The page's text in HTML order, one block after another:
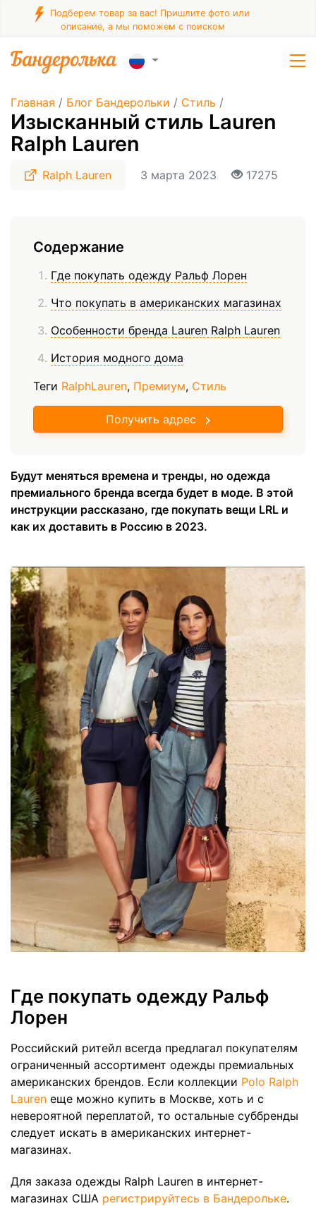
Подберем товар за вас! Пришлите фото или
описание, а мы поможем с поиском
Главная / Блог Бандерольки / Стиль /
Изысканный стиль Lauren
Ralph Lauren
Ralph Lauren 3 марта 2023 17275
Содержание
Где покупать одежду Ральф Лорен
Что покупать в американских магазинах
Особенности бренда Lauren Ralph Lauren
История модного дома
Теги RalphLauren, Премиум, Стиль
Получить адрес
Будут меняться времена и тренды, но одежда
премиального бренда всегда будет в моде. В этой
инструкции рассказано, где покупать вещи LRL и
как их доставить в Россию в 2023.
Где покупать одежду Ральф
Лорен
Российский ритейл всегда предлагал покупателям
ограниченный ассортимент одежды премиальных
американских брендов. Если коллекции Polo Ralph
Lauren еще можно купить в Москве, хоть и с
невероятной переплатой, то остальные суббренды
следует искать в американских интернет-
магазинах.
Для заказа одежды Ralph Lauren в интернет-
магазинах США регистрируйтесь в Бандерольке.